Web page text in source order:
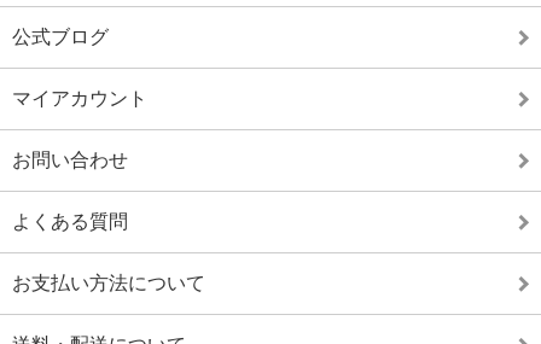
公式ブログ
マイアカウント
お問い合わせ
よくある質問
お支払い方法について